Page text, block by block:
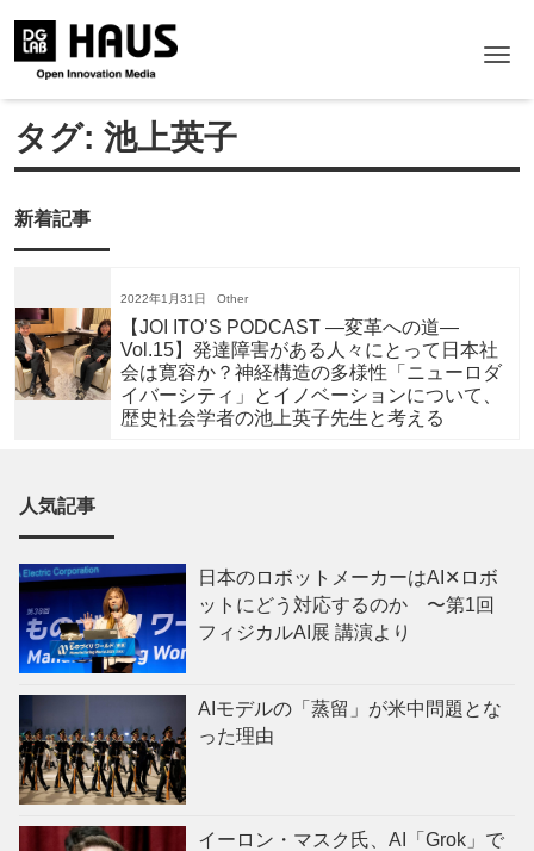
タグ: 池上英子
新着記事
2022年1月31日 Other
【JOI ITO’S PODCAST ―変革への道―
Vol.15】発達障害がある人々にとって日本社
会は寛容か？神経構造の多様性「ニューロダ
イバーシティ」とイノベーションについて、
歴史社会学者の池上英子先生と考える
人気記事
日本のロボットメーカーはAI✕ロボ
ットにどう対応するのか 〜第1回
フィジカルAI展 講演より
AIモデルの「蒸留」が米中問題とな
った理由
イーロン・マスク氏、AI「Grok」で